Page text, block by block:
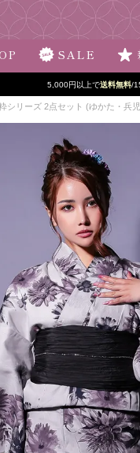
SALE
5,000円以上で送料無料/
シリーズ 2点セット (ゆかた・兵